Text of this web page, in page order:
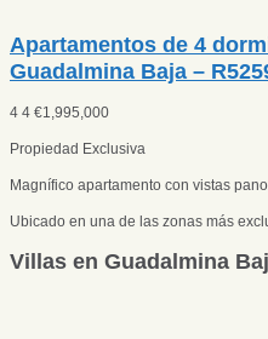
Apartamentos de 4
Guadalmina Baja –
4 4 €1,995,000
Propiedad Exclusiva
Magnífico apartamento con vistas
Ubicado en una de las zonas más
Villas en Guadalmina